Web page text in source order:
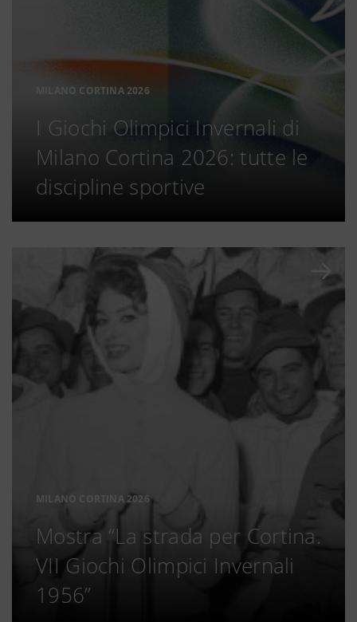
MILANO CORTINA 2026
I Giochi Olimpici Invernali di
Milano Cortina 2026: tutte le
discipline sportive
MILANO CORTINA 2026
Mostra “La strada per Cortina.
VII Giochi Olimpici Invernali
1956”